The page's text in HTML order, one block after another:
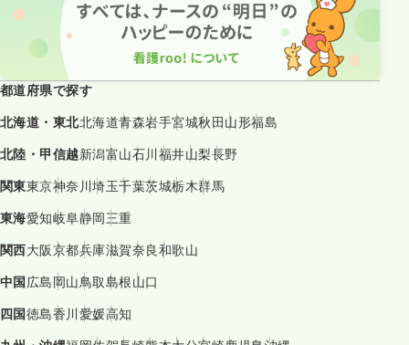
都道府県で探す
北海道・東北北海道青森岩手宮城秋田山形福島
北陸・甲信越新潟富山石川福井山梨長野
関東東京神奈川埼玉千葉茨城栃木群馬
東海愛知岐阜静岡三重
関西大阪京都兵庫滋賀奈良和歌山
中国広島岡山鳥取島根山口
四国徳島香川愛媛高知